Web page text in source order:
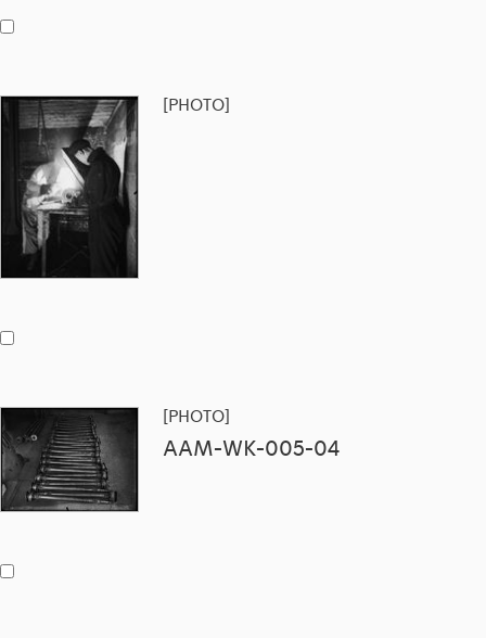
[PHOTO]
[PHOTO]
AAM-WK-005-04